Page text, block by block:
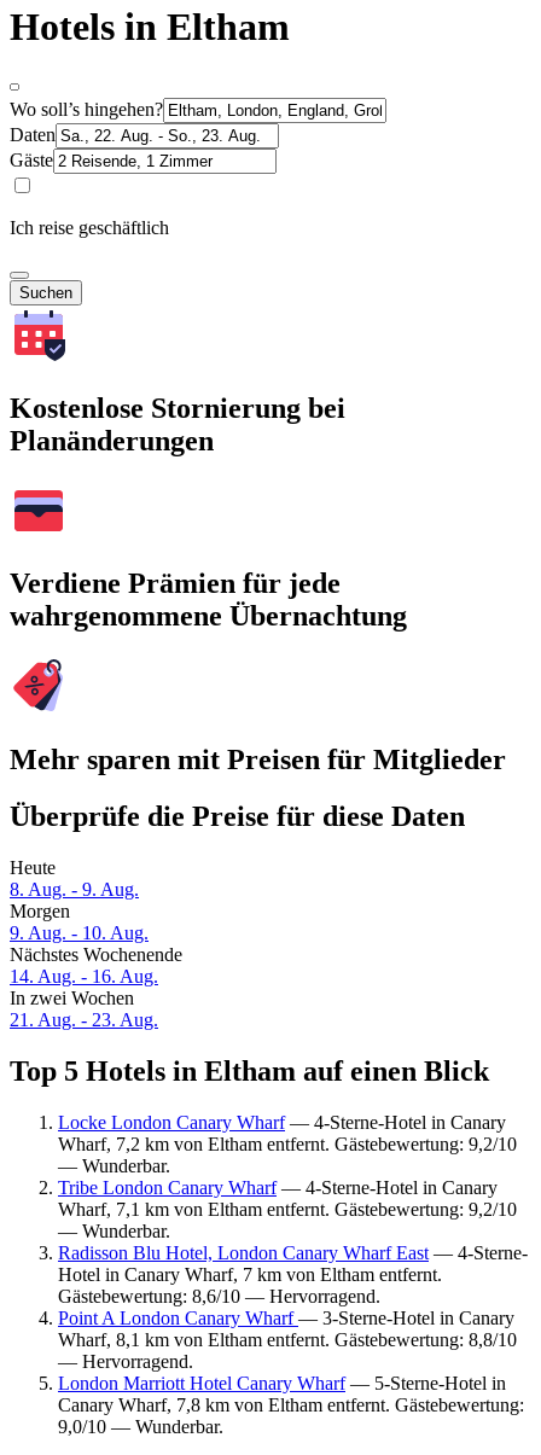
Hotels in Eltham
Wo soll’s hingehen?
Daten
Gäste
Ich reise geschäftlich
Suchen
Kostenlose Stornierung bei
Planänderungen
Verdiene Prämien für jede
wahrgenommene Übernachtung
Mehr sparen mit Preisen für Mitglieder
Überprüfe die Preise für diese Daten
Heute
8. Aug. - 9. Aug.
Morgen
9. Aug. - 10. Aug.
Nächstes Wochenende
14. Aug. - 16. Aug.
In zwei Wochen
21. Aug. - 23. Aug.
Top 5 Hotels in Eltham auf einen Blick
Locke London Canary Wharf— 4-Sterne-Hotel in Canary
Wharf, 7,2 km von Eltham entfernt. Gästebewertung: 9,2/10
— Wunderbar.
Tribe London Canary Wharf— 4-Sterne-Hotel in Canary
Wharf, 7,1 km von Eltham entfernt. Gästebewertung: 9,2/10
— Wunderbar.
Radisson Blu Hotel, London Canary Wharf East — 4-Sterne-
Hotel in Canary Wharf, 7 km von Eltham entfernt.
Gästebewertung: 8,6/10 — Hervorragend.
Point A London Canary Wharf— 3-Sterne-Hotel in Canary
Wharf, 8,1 km von Eltham entfernt. Gästebewertung: 8,8/10
— Hervorragend.
London Marriott Hotel Canary Wharf— 5-Sterne-Hotel in
Canary Wharf, 7,8 km von Eltham entfernt. Gästebewertung:
9,0/10 — Wunderbar.